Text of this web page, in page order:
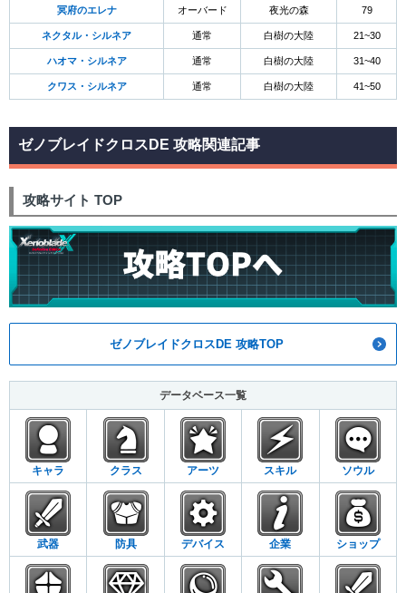
冥府のエレナ オーバード 夜光の森 79
ネクタル・シルネア 通常 白樹の大陸 21~30
ハオマ・シルネア 通常 白樹の大陸 31~40
クワス・シルネア 通常 白樹の大陸 41~50
ゼノブレイドクロスDE 攻略関連記事
攻略サイト TOP
ゼノブレイドクロスDE 攻略TOP
データベース一覧
キャラ クラス アーツ スキル ソウル
武器 防具 デバイス 企業 ショップ